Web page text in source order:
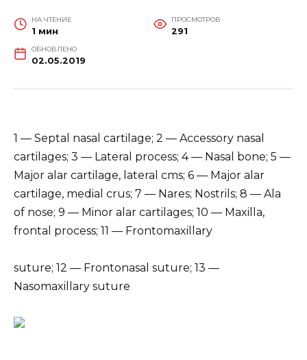
НА ЧТЕНИЕ
1 мин
ПРОСМОТРОВ
291
ОБНОВЛЕНО
02.05.2019
1 — Septal nasal cartilage; 2 — Accessory nasal
cartilages; 3 — Lateral process; 4 — Nasal bone; 5 —
Major alar cartilage, lateral cms; 6 — Major alar
cartilage, medial crus; 7 — Nares; Nostrils; 8 — Ala
of nose; 9 — Minor alar cartilages; 10 — Maxilla,
frontal process; 11 — Frontomaxillary
suture; 12 — Frontonasal suture; 13 —
Nasomaxillary suture